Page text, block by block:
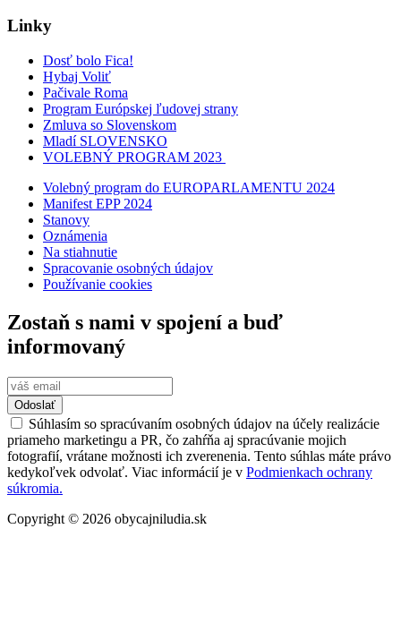
Linky
Dosť bolo Fica!
Hybaj Voliť
Pačivale Roma
Program Európskej ľudovej strany
Zmluva so Slovenskom
Mladí SLOVENSKO
VOLEBNÝ PROGRAM 2023
Volebný program do EUROPARLAMENTU 2024
Manifest EPP 2024
Stanovy
Oznámenia
Na stiahnutie
Spracovanie osobných údajov
Používanie cookies
Zostaň s nami v spojení a buď
informovaný
Odoslať
Súhlasím so spracúvaním osobných údajov na účely realizácie
priameho marketingu a PR, čo zahŕňa aj spracúvanie mojich
fotografií, vrátane možnosti ich zverenenia. Tento súhlas máte právo
kedykoľvek odvolať. Viac informácií je v Podmienkach ochrany
súkromia.
Copyright © 2026 obycajniludia.sk